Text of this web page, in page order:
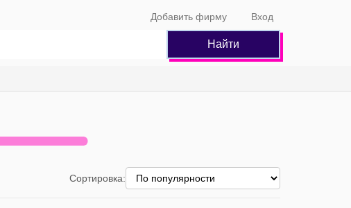
Добавить фирму Вход
Найти
Сортировка: